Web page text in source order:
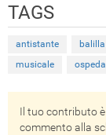
TAGS
antistante balilla
musicale
Il tuo contributo
commento alla